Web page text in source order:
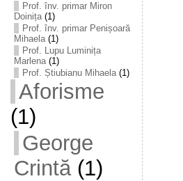
Prof. înv. primar Miron
Doinița(1)
Prof. înv. primar Penișoară
Mihaela(1)
Prof. Lupu Luminița
Marlena(1)
Prof. Știubianu Mihaela(1)
Aforisme
(1)
George
Crintă(1)